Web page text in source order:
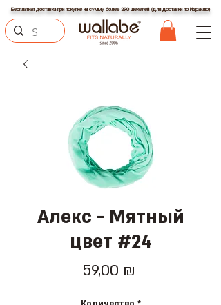
Бесплатная доставка при покупке на сумму более 290 шекелей (для доставки по Израилю)
Алекс - Мятный
цвет #24
59,00 ₪